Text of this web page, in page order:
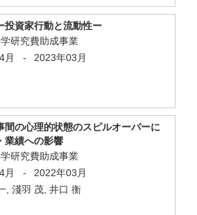
投資家行動と流動性ー
研究費助成事業
月 -
2023年03月
間の心理的状態のスピルオーバーに
業績への影響
研究費助成事業
月 -
2022年03月
, 淺羽 茂, 井口 衡